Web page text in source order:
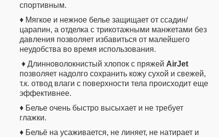
спортивным.
♦ Мягкое и нежное белье защищает от ссадин/
царапин, а отделка с трикотажными манжетами без
давления позволяет избавиться от малейшего
неудобства во время использования.
♦ Длинноволокнистый хлопок с пряжей AirJet
позволяет надолго сохранить кожу сухой и свежей,
т.к. отвод влаги с поверхности тела происходит еще
эффективнее.
♦ Белье очень быстро высыхает и не требует
глажки.
♦ Бельё на усаживается, не линяет, не натирает и